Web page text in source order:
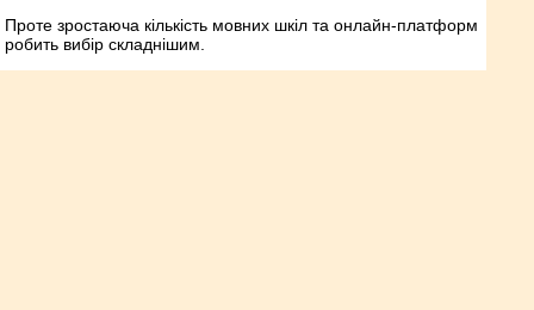
Проте зростаюча кількість мовних шкіл та онлайн-платформ
робить вибір складнішим.